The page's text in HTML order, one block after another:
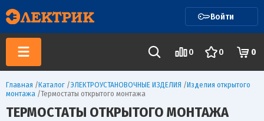
Войти
0 0 0
Главная /Каталог /ЭЛЕКТРОУСТАНОВОЧНЫЕ ИЗДЕЛИЯ /Изделия открытого
монтажа /Термостаты открытого монтажа
ТЕРМОСТАТЫ ОТКРЫТОГО МОНТАЖА